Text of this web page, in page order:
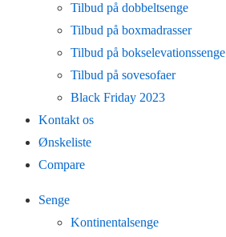
Tilbud på dobbeltsenge
Tilbud på boxmadrasser
Tilbud på bokselevationssenge
Tilbud på sovesofaer
Black Friday 2023
Kontakt os
Ønskeliste
Compare
Senge
Kontinentalsenge